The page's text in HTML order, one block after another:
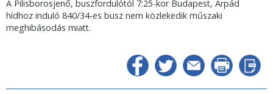
A Pilisborosjenő, buszfordulótól 7:25-kor Budapest, Árpád
hídhoz induló 840/34-es busz nem közlekedik műszaki
meghibásodás miatt.